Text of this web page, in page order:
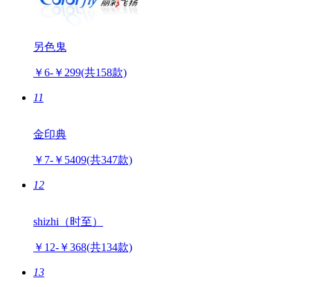
另色鬼
￥6-￥299(共158款)
11
金印典
￥7-￥5409(共347款)
12
shizhi（时至）
￥12-￥368(共134款)
13